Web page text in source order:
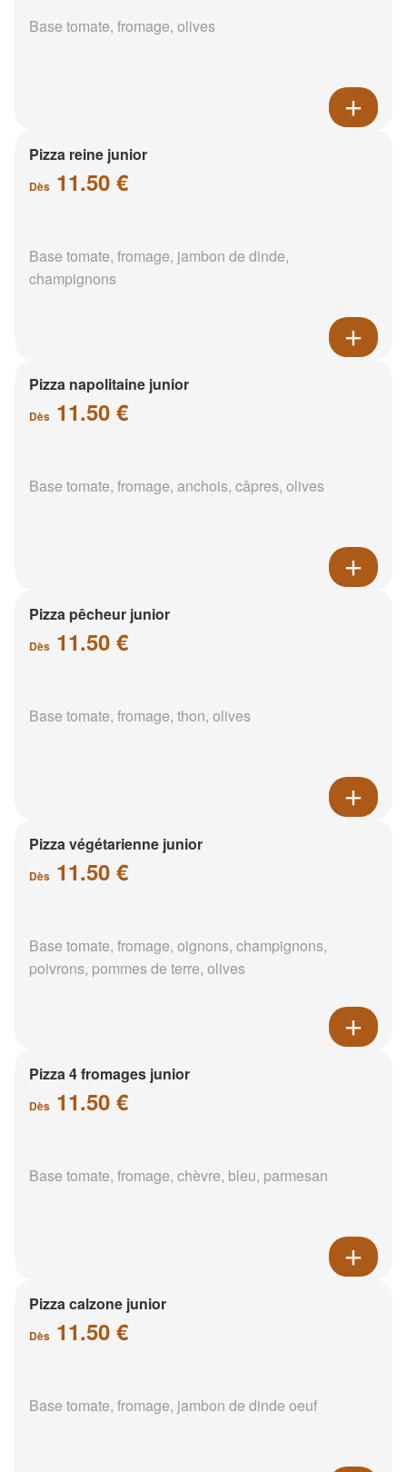
Base tomate, fromage, olives
Pizza reine junior
Dès 11.50 €
Base tomate, fromage, jambon de dinde,
champignons
Pizza napolitaine junior
Dès 11.50 €
Base tomate, fromage, anchois, câpres, olives
Pizza pêcheur junior
Dès 11.50 €
Base tomate, fromage, thon, olives
Pizza végétarienne junior
Dès 11.50 €
Base tomate, fromage, oignons, champignons,
poivrons, pommes de terre, olives
Pizza 4 fromages junior
Dès 11.50 €
Base tomate, fromage, chèvre, bleu, parmesan
Pizza calzone junior
Dès 11.50 €
Base tomate, fromage, jambon de dinde oeuf